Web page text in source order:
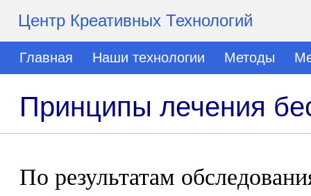
Центр Креативных Технологий
Главная Наши технологии Методы
Принципы лечения
По результатам